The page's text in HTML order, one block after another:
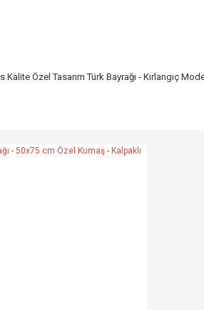
Özel Tasarım Türk Bayrağı - Kırlangıç